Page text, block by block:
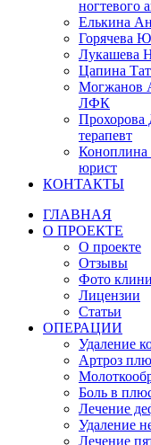
ногтевого
Елькина
Горячева
Лукашева
Цапина
Могжанов
ЛФК
Прохорова
терапевт
Коноплина
юрист
КОНТАКТЫ
ГЛАВНАЯ
О ПРОЕКТЕ
О проекте
Отзывы
Фото
Лицензии
Статьи
ОПЕРАЦИИ
Удаление
Артроз
Боль в
Лечение
Удаление
Лечение